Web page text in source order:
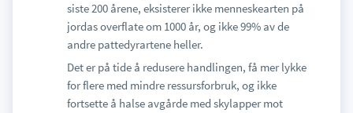
siste 200 årene, eksisterer ikke menneskearten på
jordas overflate om 1000 år, og ikke 99% av de
andre pattedyrartene heller.
Det er på tide å redusere handlingen, få mer lykke
for flere med mindre ressursforbruk, og ikke
fortsette å halse avgårde med skylapper mot